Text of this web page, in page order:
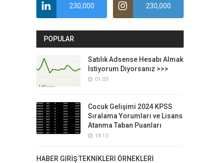
230,000 230,000
POPULAR
Satılık Adsense Hesabı Almak
İstiyorum Diyorsanız >>>
01:03
Cocuk Gelişimi 2024 KPSS
Sıralama Yorumları ve Lisans
Atanma Taban Puanları
18:13
HABER GİRİŞ TEKNİKLERİ ÖRNEKLERİ